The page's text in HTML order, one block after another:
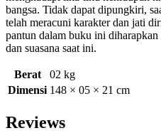
bangsa. Tidak dapat dipungkiri,
telah meracuni karakter dan jati
pantun dalam buku ini
dan suasana saat ini.
Berat
02 kg
Dimensi 148 × 05 × 21 cm
Reviews